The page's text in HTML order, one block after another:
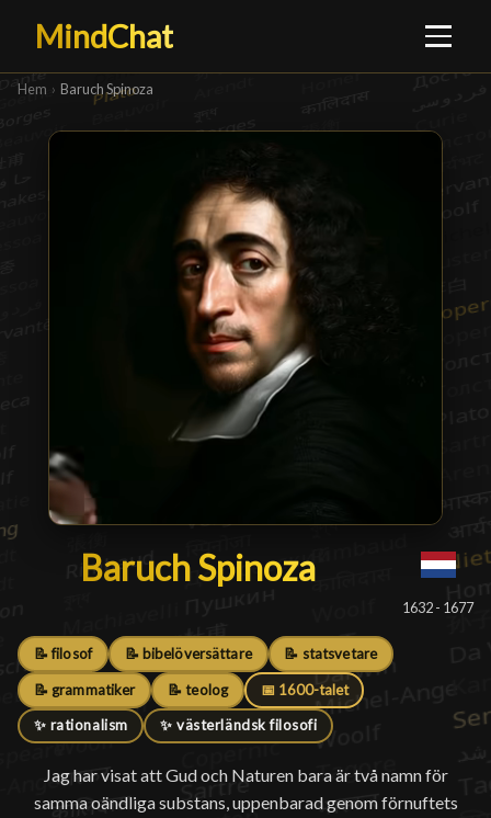
MindChat
Hem › Baruch Spinoza
Baruch Spinoza
Baruch Spinoza█
1632 - 1677
📝 filosof 📝 bibelöversättare 📝 statsvetare
📝 grammatiker 📝 teolog 📅 1600-talet
✨ rationalism ✨ västerländsk filosofi
Jag har visat att Gud och Naturen bara är två namn för
samma oändliga substans, uppenbarad genom förnuftets